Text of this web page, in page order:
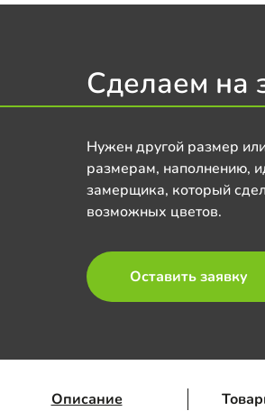
Сделаем на
Нужен другой размер
размерам, наполнению,
замерщика, который
возможных цветов.
Оставить заявку
Описание